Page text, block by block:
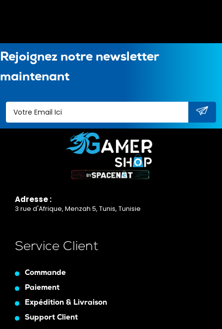
Rejoignez notre newsletter
maintenant
Adresse :
3 rue d'Afrique, Menzah 5, Tunis, Tunisie
Service Client
Commande
Paiement
Expédition & Livraison
Support Client